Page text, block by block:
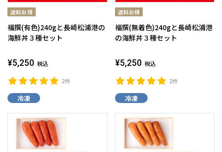
福撰(有色)240gと長崎松浦港の
海鮮丼３種セット
2件
¥5,250 税込
冷凍
福撰(無着色)240gと長崎松浦港
の海鮮丼３種セット
2件
¥5,250 税込
冷凍